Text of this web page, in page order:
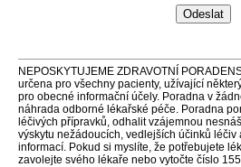
NEPOSKYTUJEME ZDRAVOTNÍ
určena pro všechny pacienty, užívající
pro obecné informační účely. Poradna v
náhrada odborné lékařské péče. Poradna
léčivých přípravků, odhalit vzájemnou
výskytu nežádoucích, vedlejších účinků léčiv
informací. Pokud si myslíte, že potřebujete
zavolejte svého lékaře nebo vytočte číslo